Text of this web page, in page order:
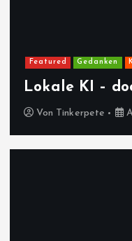
Featured Gedanken
Lokale KI –
Von Tinkerpete